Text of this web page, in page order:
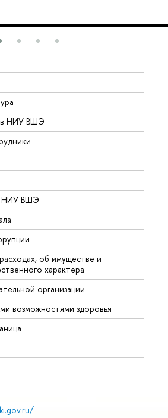
в НИУ ВШЭ
НИУ ВШЭ
об имуществе и
характера
организации
возможностями здоровья